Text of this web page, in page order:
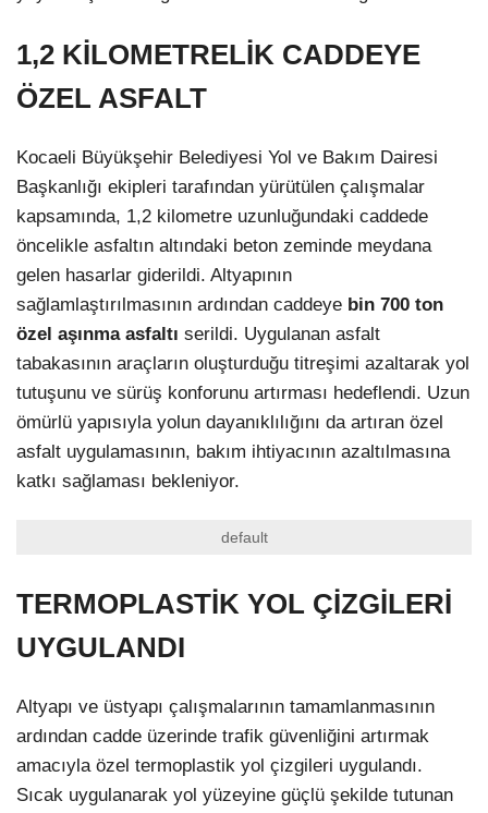
1,2 KİLOMETRELİK CADDEYE
ÖZEL ASFALT
Kocaeli Büyükşehir Belediyesi Yol ve Bakım Dairesi
Başkanlığı ekipleri tarafından yürütülen çalışmalar
kapsamında, 1,2 kilometre uzunluğundaki caddede
öncelikle asfaltın altındaki beton zeminde meydana
gelen hasarlar giderildi. Altyapının
sağlamlaştırılmasının ardından caddeye bin 700 ton
özel aşınma asfaltı serildi. Uygulanan asfalt
tabakasının araçların oluşturduğu titreşimi azaltarak yol
tutuşunu ve sürüş konforunu artırması hedeflendi. Uzun
ömürlü yapısıyla yolun dayanıklılığını da artıran özel
asfalt uygulamasının, bakım ihtiyacının azaltılmasına
katkı sağlaması bekleniyor.
default
TERMOPLASTİK YOL ÇİZGİLERİ
UYGULANDI
Altyapı ve üstyapı çalışmalarının tamamlanmasının
ardından cadde üzerinde trafik güvenliğini artırmak
amacıyla özel termoplastik yol çizgileri uygulandı.
Sıcak uygulanarak yol yüzeyine güçlü şekilde tutunan